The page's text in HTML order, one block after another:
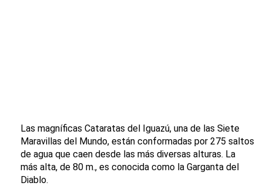
Las magníficas Cataratas del Iguazú, una de las Siete
Maravillas del Mundo, están conformadas por 275 saltos
de agua que caen desde las más diversas alturas. La
más alta, de 80 m., es conocida como la Garganta del
Diablo.